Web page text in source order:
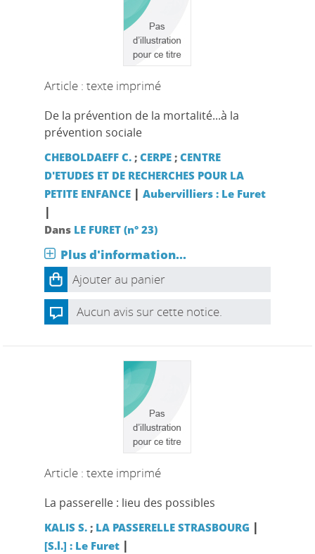
Article : texte imprimé
De la prévention de la mortalité...à la
prévention sociale
CHEBOLDAEFF C. ;CERPE ;CENTRE
D'ETUDES ET DE RECHERCHES POUR LA
PETITE ENFANCE |Aubervilliers : Le Furet
|
Dans LE FURET (n° 23)
Plus d'information...
Ajouter au panier
Aucun avis sur cette notice.
Article : texte imprimé
La passerelle : lieu des possibles
KALIS S. ; LA PASSERELLE STRASBOURG |
[S.l.] : Le Furet |